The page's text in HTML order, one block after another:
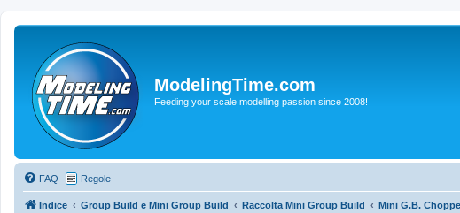
ModelingTime.com
Feeding your scale modelling passion since 2008!
FAQ Regole
Indice Group Build e Mini Group Build Raccolta Mini Group Build Mini G.B.